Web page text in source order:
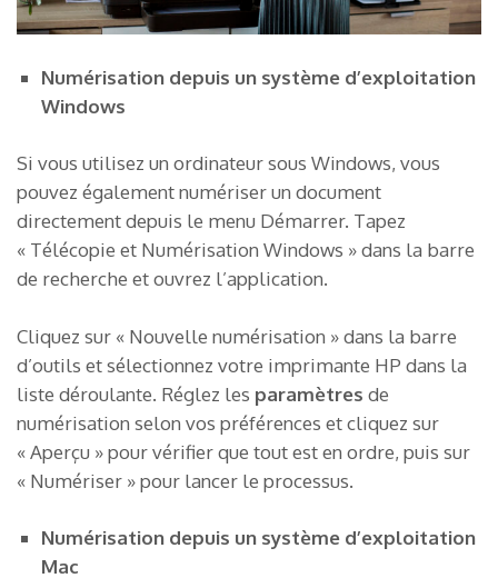
Numérisation depuis un système d’exploitation
Windows
Si vous utilisez un ordinateur sous Windows, vous
pouvez également numériser un document
directement depuis le menu Démarrer. Tapez
« Télécopie et Numérisation Windows » dans la barre
de recherche et ouvrez l’application.
Cliquez sur « Nouvelle numérisation » dans la barre
d’outils et sélectionnez votre imprimante HP dans la
liste déroulante. Réglez les paramètres de
numérisation selon vos préférences et cliquez sur
« Aperçu » pour vérifier que tout est en ordre, puis sur
« Numériser » pour lancer le processus.
Numérisation depuis un système d’exploitation
Mac